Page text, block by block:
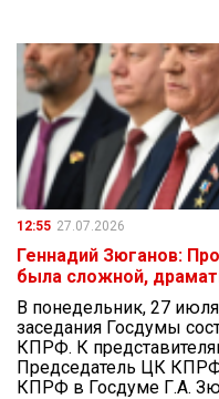
12:55 27.07.2026
Геннадий Зюганов:
была сложной,
В понедельник, 27
заседания Госдумы
КПРФ. К
Председатель ЦК
КПРФ в Госдуме Г.А.